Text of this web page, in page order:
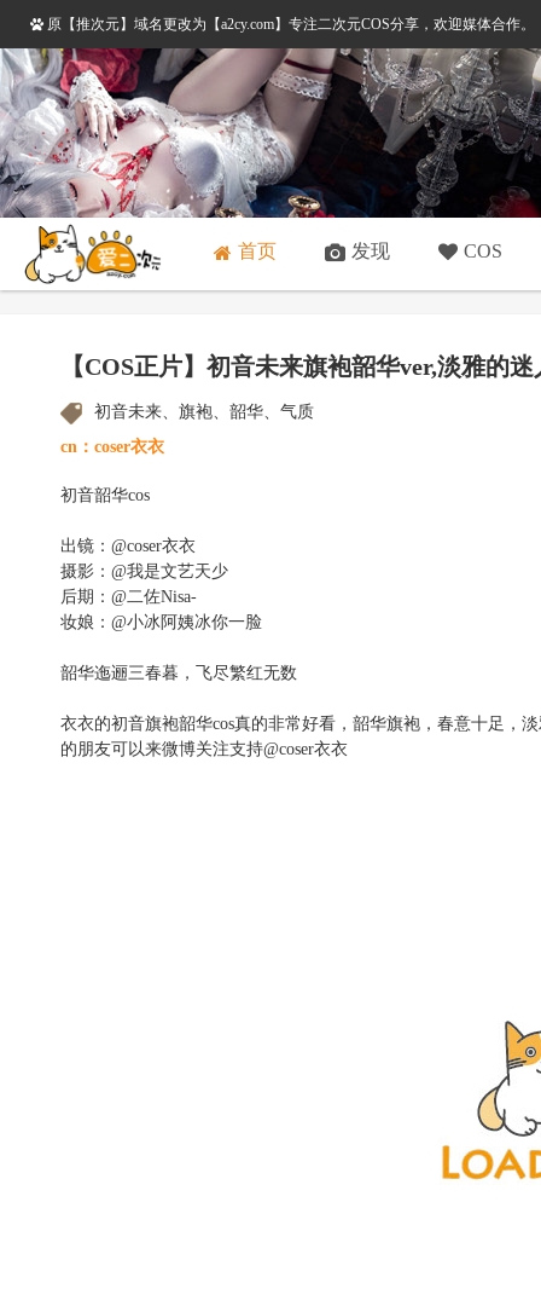
原【推次元】域名更改为【a2cy.com】专注二次元COS分享，欢迎媒体合作
首页 发现 COS
【COS正片】初音未来旗袍韶华ver,淡雅的
初音未来、旗袍、韶华、气质
cn：coser衣衣
初音韶华cos
出镜：@coser衣衣
摄影：@我是文艺天少
后期：@二佐Nisa-
妆娘：@小冰阿姨冰你一脸
韶华迤逦三春暮，飞尽繁红无数
衣衣的初音旗袍韶华cos真的非常好看，韶华旗袍，春意十足，
的朋友可以来微博关注支持@coser衣衣